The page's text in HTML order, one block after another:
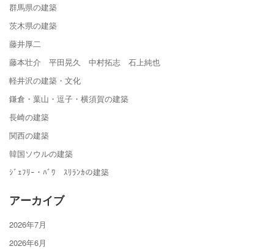
群馬県の建築
茨木県の建築
藤井厚二
藤本壮介 平田晃久 中村拓志 石上純也
軽井沢の建築・文化
鎌倉・葉山・逗子・横須賀の建築
長崎の建築
関西の建築
韓国ソウルの建築
ｼﾞｪﾌﾘｰ・ﾊﾞﾜ ｽﾘﾗﾝｶの建築
アーカイブ
2026年7月
2026年6月